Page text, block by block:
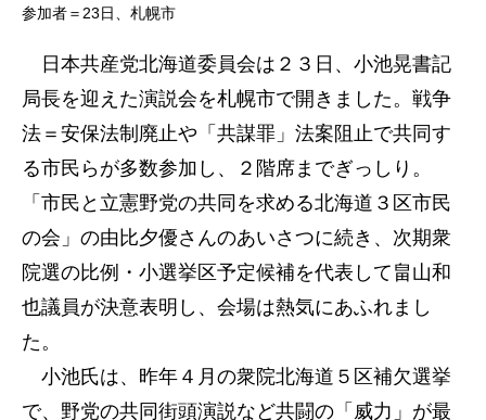
参加者＝23日、札幌市
日本共産党北海道委員会は２３日、小池晃書記
局長を迎えた演説会を札幌市で開きました。戦争
法＝安保法制廃止や「共謀罪」法案阻止で共同す
る市民らが多数参加し、２階席までぎっしり。
「市民と立憲野党の共同を求める北海道３区市民
の会」の由比夕優さんのあいさつに続き、次期衆
院選の比例・小選挙区予定候補を代表して畠山和
也議員が決意表明し、会場は熱気にあふれまし
た。
小池氏は、昨年４月の衆院北海道５区補欠選挙
で、野党の共同街頭演説など共闘の「威力」が最